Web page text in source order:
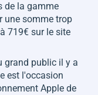
de la gamme
une somme trop
719€ sur le site
grand public il y a
est l'occasion
Apple de